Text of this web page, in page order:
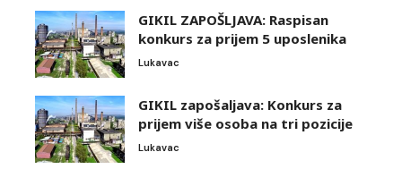
GIKIL ZAPOŠLJAVA: Raspisan
konkurs za prijem 5 uposlenika
Lukavac
GIKIL zapošaljava: Konkurs za
prijem više osoba na tri pozicije
Lukavac